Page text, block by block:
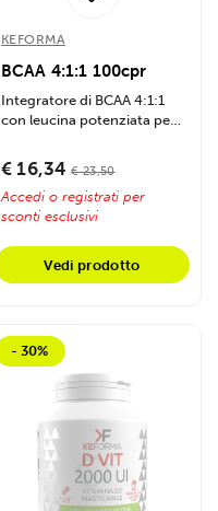
KEFORMA
BCAA 4:1:1 100cpr
Integratore di BCAA 4:1:1
con leucina potenziata per
muscolare,...
€ 16,34 € 23,50
Accedi o registrati per
sconti esclusivi
Vedi prodotto
- 30%